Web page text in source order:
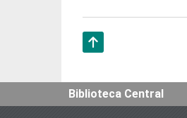
Biblioteca Central